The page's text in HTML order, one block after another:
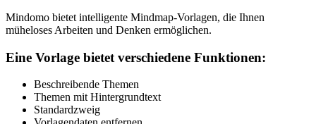
Mindomo bietet intelligente Mindmap-Vorlagen, die Ihnen
müheloses Arbeiten und Denken ermöglichen.
Eine Vorlage bietet verschiedene Funktionen:
Beschreibende Themen
Themen mit Hintergrundtext
Standardzweig